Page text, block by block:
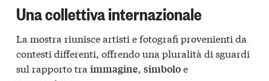
Una collettiva internazionale
La mostra riunisce artisti e fotografi provenienti da
contesti differenti, offrendo una pluralità di sguardi
sul rapporto tra immagine, simboloe